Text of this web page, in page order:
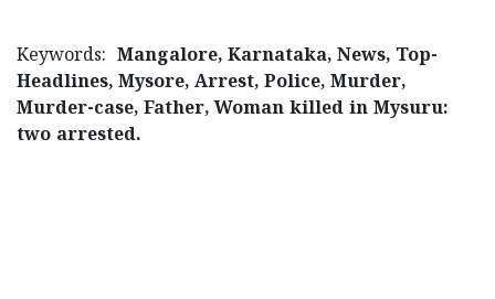
Keywords: Mangalore, Karnataka, News, Top-
Headlines, Mysore, Arrest, Police, Murder,
Murder-case, Father, Woman killed in Mysuru:
two arrested.